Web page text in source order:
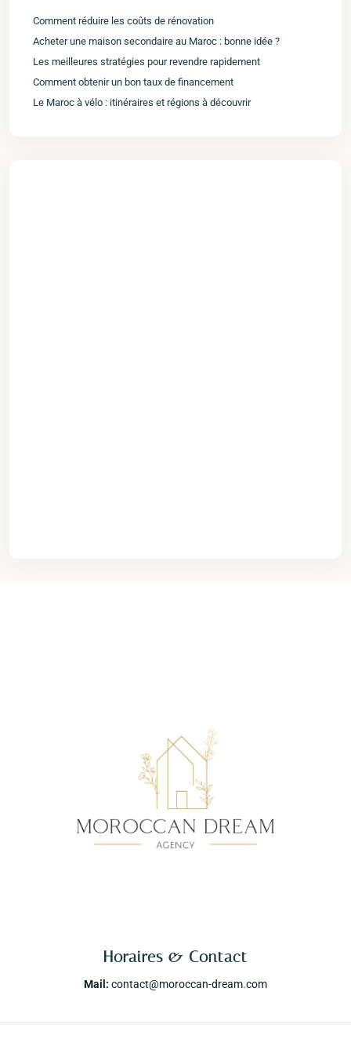
Comment réduire les coûts de rénovation
Acheter une maison secondaire au Maroc : bonne idée ?
Les meilleures stratégies pour revendre rapidement
Comment obtenir un bon taux de financement
Le Maroc à vélo : itinéraires et régions à découvrir
Horaires & Contact
Mail: contact@moroccan-dream.com